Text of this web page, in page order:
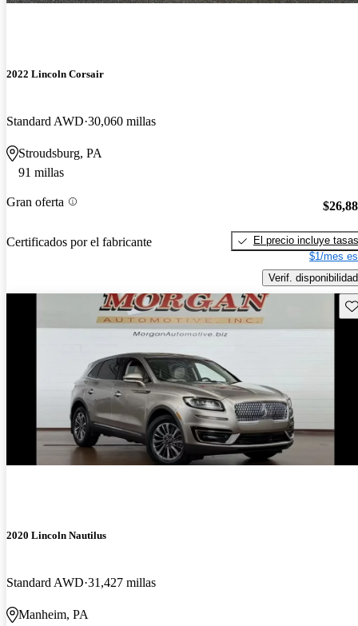
2022 Lincoln Corsair
Standard AWD 30,060 millas
Stroudsburg, PA
91 millas
Gran oferta
Certificados por el fabricante
El precio incluye tasas
$1/mes
Verif. disponibilidad
2020 Lincoln Nautilus
Standard AWD 31,427 millas
Manheim, PA